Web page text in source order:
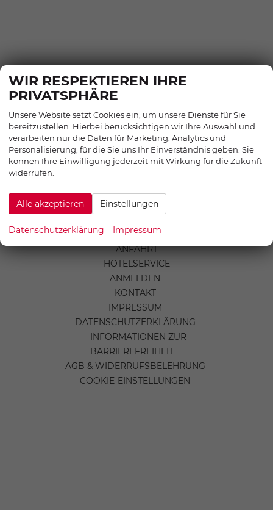
EU-NEUWAGEN KONFIGURIEREN
SERVICE
ANSPRECHPARTNER
ANFAHRT
HOTELSERVICE
ANMELDEN
KONTAKT
IMPRESSUM
DATENSCHUTZERKLÄRUNG
INFORMATIONEN ZUR
BARRIEREFREIHEIT
AGB & WIDERRUFSBELEHRUNG
COOKIE-EINSTELLUNGEN
WIR RESPEKTIEREN IHRE
PRIVATSPHÄRE
Unsere Website setzt Cookies ein, um unsere Dienste für Sie
bereitzustellen. Hierbei berücksichtigen wir Ihre Auswahl und
verarbeiten nur die Daten für Marketing, Analytics und
Personalisierung, für die Sie uns Ihr Einverständnis geben. Sie
können Ihre Einwilligung jederzeit mit Wirkung für die Zukunft
widerrufen.
Alle akzeptieren Einstellungen
Datenschutzerklärung Impressum